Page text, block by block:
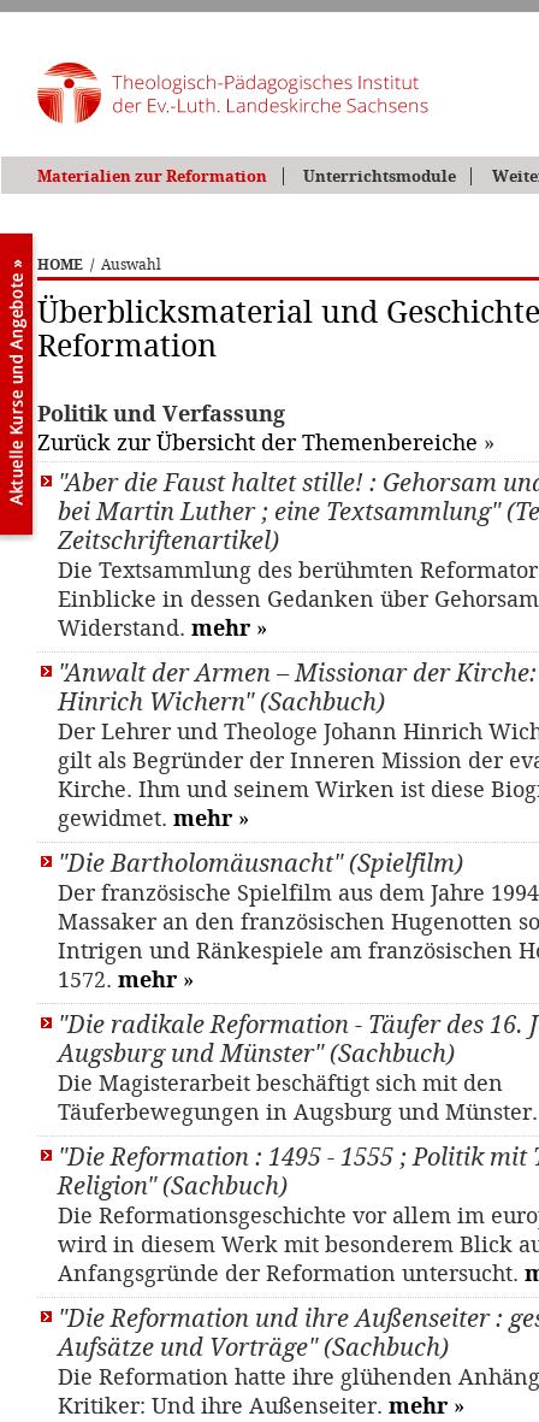
Materialien zur Reformation Unterrichtsmodule
HOME / Auswahl
Überblicksmaterial und
Reformation
Politik und Verfassung
Zurück zur Übersicht der Themenbereiche »
"Aber die Faust haltet stille! : Gehorsam
bei Martin Luther ; eine Textsammlung"
Zeitschriftenartikel)
Die Textsammlung des berühmten
Einblicke in dessen Gedanken über
Widerstand. mehr »
"Anwalt der Armen – Missionar der
Hinrich Wichern" (Sachbuch)
Der Lehrer und Theologe Johann Hinrich
gilt als Begründer der Inneren Mission der
Kirche. Ihm und seinem Wirken ist diese
gewidmet. mehr »
"Die Bartholomäusnacht" (Spielfilm)
Der französische Spielfilm aus dem Jahre
Massaker an den französischen Hugenotten
Intrigen und Ränkespiele am französischen
1572. mehr »
"Die radikale Reformation - Täufer des 16.
Augsburg und Münster" (Sachbuch)
Die Magisterarbeit beschäftigt sich mit den
Täuferbewegungen in Augsburg und
"Die Reformation : 1495 - 1555 ; Politik mit
Religion" (Sachbuch)
Die Reformationsgeschichte vor allem im
wird in diesem Werk mit besonderem Blick
Anfangsgründe der Reformation untersucht.
"Die Reformation und ihre Außenseiter :
Aufsätze und Vorträge" (Sachbuch)
Die Reformation hatte ihre glühenden
Kritiker: Und ihre Außenseiter. mehr »